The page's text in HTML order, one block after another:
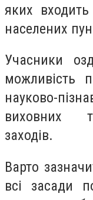
яких
населених
Учасники
можливість
науково-
виховних
заходів.
Варто
всі засади